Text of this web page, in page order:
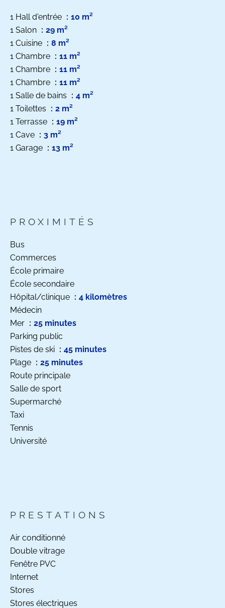
1 Hall d'entrée
10 m²
1 Salon
29 m²
1 Cuisine
8 m²
1 Chambre
11 m²
1 Chambre
11 m²
1 Chambre
11 m²
1 Salle de bains
4 m²
1 Toilettes
2 m²
1 Terrasse
19 m²
1 Cave
3 m²
1 Garage
13 m²
PROXIMITÉS
Bus
Commerces
École primaire
École secondaire
Hôpital/clinique
4 kilomètres
Médecin
Mer
25 minutes
Parking public
Pistes de ski
45 minutes
Plage
25 minutes
Route principale
Salle de sport
Supermarché
Taxi
Tennis
Université
PRESTATIONS
Air conditionné
Double vitrage
Fenêtre PVC
Internet
Stores
Stores électriques